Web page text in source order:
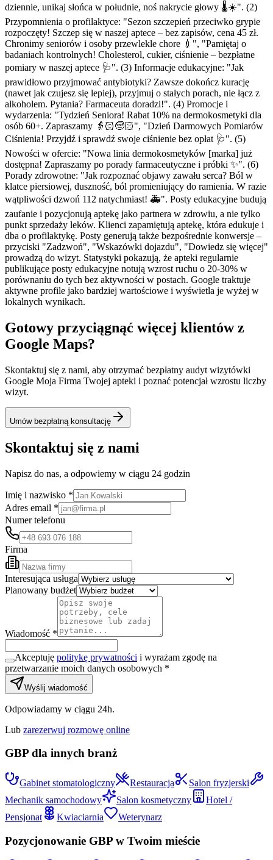
dziennie, unikaj słońca w południe, noś nakrycie głowy 🌡️☀️". (2)
Przypomnienia o profilaktyce: "Sezon szczepień przeciwko grypie
rozpoczęty! Szczep się w naszej aptece – bez zapisów, cena 45 zł.
Chronimy seniorów i osoby przewlekle chore 💉", "Pamiętaj o
badaniach kontrolnych! Cholesterol, cukier, ciśnienie – bezpłatne
pomiary w naszej aptece 🩺". (3) Informacje edukacyjne: "Jak
prawidłowo przyjmować antybiotyki? Zawsze dokończ kurację
(nawet jak czujesz się lepiej), przyjmuj o stałych porach, nie łącz z
alkoholem. Pytania? Farmaceuta doradzi!". (4) Promocje i
wydarzenia: "Tydzień Seniora! Rabat 10% na dermokosmetyki dla
osób 60+. Zapraszamy 👵🏻🧓🏻", "Dzień Darmowych Pomiarów
Ciśnienia! Przyjdź i sprawdź swoje ciśnienie bez opłat 🩺". (5)
Nowości w ofercie: "Nowa linia dermokosmetyków [marka] już
dostępna! Zapraszamy po porady farmaceutyczne i próbki ✨". (6)
Porady zdrowotne: "Jak rozpoznać objawy zawału serca? Ból w
klatce piersiowej, duszność, ból promieniujący do ramienia. W razie
wątpliwości dzwoń 112 natychmiast! 🚑". Posty edukacyjne budują
zaufanie i pozycjonują aptekę jako partnera w zdrowiu, a nie tylko
punkt sprzedaży leków. Klienci zapamiętują aptekę, która edukuje i
dba o profilaktykę. Posty generują także bezpośrednie konwersje –
przyciski "Zadzwoń", "Wskazówki dojazdu", "Dowiedz się więcej"
prowadzą do wizyt. Statystyki pokazują, że apteki regularnie
publikujące posty edukacyjne notują wzrost ruchu o 20-30% w
porównaniu do tych bez aktywności w postach. Google traktuje
aktywne profile jako bardziej wartościowe i wyświetla je wyżej w
lokalnych wynikach.
Gotowy przyciągnąć więcej klientów z
Google Maps?
Skontaktuj się z nami, aby otrzymać bezpłatny audyt wizytówki
Google Moja Firma Twojej apteki i poznać potencjał wzrostu liczby
wizyt.
Umów bezpłatną konsultację
Skontaktuj się z nami
Napisz do nas, a odpowiemy w ciągu 24 godzin
Imię i nazwisko *
Adres email *
Numer telefonu
Firma
Interesująca usługa
Planowany budżet
Wiadomość *
Akceptuję politykę prywatności i wyrażam zgodę na
przetwarzanie moich danych osobowych *
Wyślij wiadomość
Odpowiadamy w ciągu 24h.
Lub zarezerwuj rozmowę online
GBP dla innych branż
Gabinet stomatologiczny Restauracja
Salon fryzjerski
Mechanik samochodowy
Salon kosmetyczny
Hotel /
Pensjonat
Kwiaciarnia Weterynarz
Pozycjonowanie GBP w Twoim mieście